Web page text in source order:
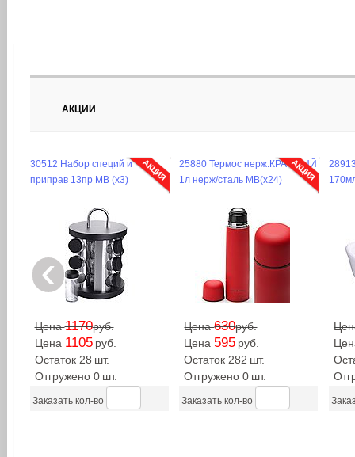
АКЦИИ
30512 Набор специй и
приправ 13пр MB (х3)
Цена1170руб.
Цена 1105 руб.
Остаток 28 шт.
Отгружено 0 шт.
Заказать кол-во
25880 Термос нерж.КРАСНЫЙ
1л нерж/сталь МВ(х24)
Цена630руб.
Цена 595 руб.
Остаток 282 шт.
Отгружено 0 шт.
Заказать кол-во
‹